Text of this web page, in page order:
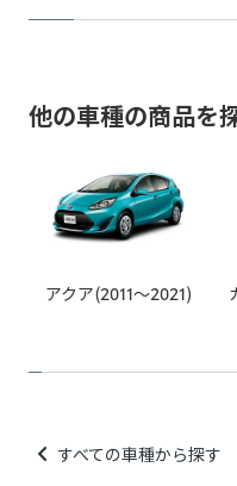
キャンセル料がかかりま
※トヨタ販売店で取付等を
例：車両ECUと車両ワイ
（テレビキャンセラー、
例：カー用品店でのスピ
り付け、社外品のカーナビ
他の車種の商品を
アクア(2011～2021)
すべての車種から探す